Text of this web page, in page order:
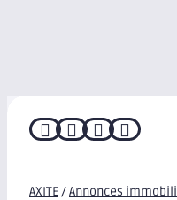
   
AXITE/Annonces